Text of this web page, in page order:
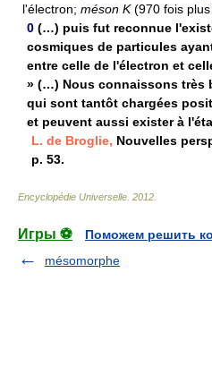
l'électron; méson K(970 fois plus
0 (…) puis fut reconnue
cosmiques de particules
entre celle de l'électron et
» (…) Nous connaissons très
qui sont tantôt chargées
et peuvent aussi exister à
L. de Broglie, Nouvelles
p. 53.
Encyclopédie Universelle 2012
Игры ⚽
Поможем решить
mésomorphe